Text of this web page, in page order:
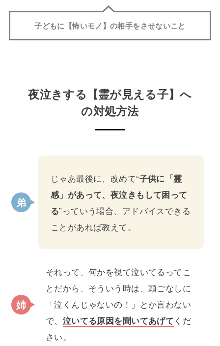
子どもに【怖いモノ】の相手をさせないこと
夜泣きする【霊が見える子】へ
の対処方法
じゃあ最後に、改めて“子供に「霊
感」があって、夜泣きもして困って
る”っていう場合、アドバイスできる
ことがあれば教えて。
それって、何かを視て泣いてるってこ
とだから、そういう時は、頭ごなしに
「泣くんじゃないの！」とか言わない
で、 泣いてる原因を聞いてあげて くだ
さい。